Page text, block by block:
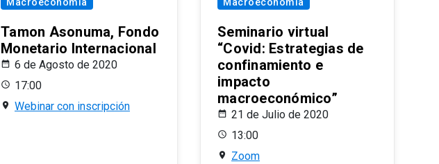
Macroeconomía
Tamon Asonuma, Fondo
Monetario Internacional
6 de Agosto de 2020
17:00
Webinar con inscripción
Macroeconomía
Seminario virtual
“Covid: Estrategias de
confinamiento e
impacto
macroeconómico”
21 de Julio de 2020
13:00
Zoom